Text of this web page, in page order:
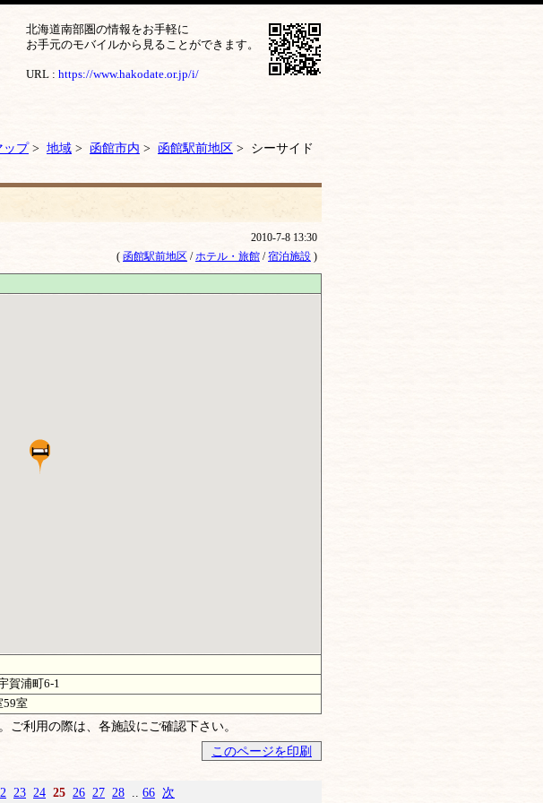
北海道南部圏の情報をお手軽に
お手元のモバイルから見ることができます。
URL : https://www.hakodate.or.jp/i/
ップ> 地域 > 函館市内 > 函館駅前地区 > シーサイド
2010-7-8 13:30
( 函館駅前地区 /ホテル・旅館 /宿泊施設 )
賀浦町6-1
59室
利用の際は、各施設にご確認下さい。
このページを印刷
23 24 25 26 27 28 66 次